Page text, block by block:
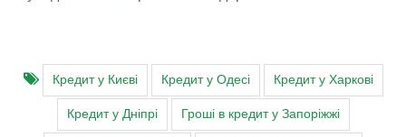
Кредит у Києві Кредит у Одесі Кредит у Харкові
Кредит у Дніпрі Гроші в кредит у Запоріжжі